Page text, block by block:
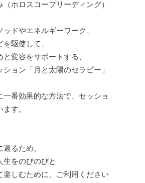
ホロスコープリーディング）
ドやエネルギーワーク、
駆使して、
変容をサポートする、
ション「月と太陽のセラピー」
一番効果的な方法で、セッショ
す。
るため、
生をのびのびと
楽しむために、ご利用ください